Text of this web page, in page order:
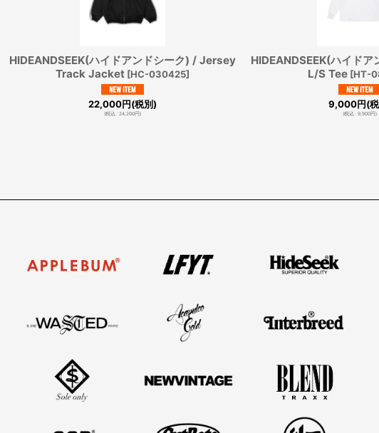
HIDEANDSEEK(ハイドアンドシーク) / Jersey
Track Jacket [HC-030425]
22,000円(税別)
(税込: 24,200円)
HIDEANDSEEK(ハイド
L/S Tee [HT-
9,000円(
(税込: 9,900円)